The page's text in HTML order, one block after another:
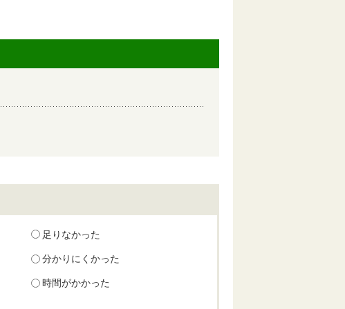
足りなかった
分かりにくかった
時間がかかった